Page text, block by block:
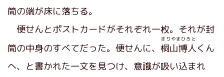
筒の端が床に落ちる。
便せんとポストカードがそれぞれ一枚。それが封
筒の中身のすべてだった。便せんに、 桐山博人
きりやまひろと
くん
へ、と書かれた一文を見つけ、意識が吸い込まれ